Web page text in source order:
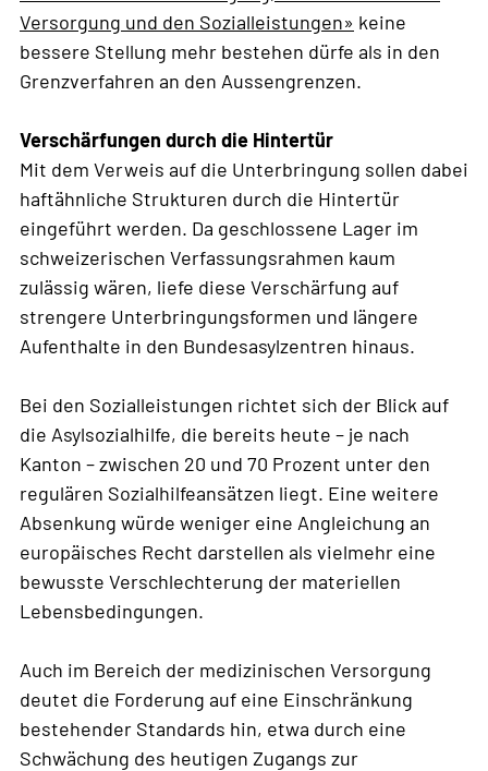
Versorgung und den Sozialleistungen» keine
bessere Stellung mehr bestehen dürfe als in den
Grenzverfahren an den Aussengrenzen.
Verschärfungen durch die Hintertür
Mit dem Verweis auf die Unterbringung sollen dabei
haftähnliche Strukturen durch die Hintertür
eingeführt werden. Da geschlossene Lager im
schweizerischen Verfassungsrahmen kaum
zulässig wären, liefe diese Verschärfung auf
strengere Unterbringungsformen und längere
Aufenthalte in den Bundesasylzentren hinaus.
Bei den Sozialleistungen richtet sich der Blick auf
die Asylsozialhilfe, die bereits heute – je nach
Kanton – zwischen 20 und 70 Prozent unter den
regulären Sozialhilfeansätzen liegt. Eine weitere
Absenkung würde weniger eine Angleichung an
europäisches Recht darstellen als vielmehr eine
bewusste Verschlechterung der materiellen
Lebensbedingungen.
Auch im Bereich der medizinischen Versorgung
deutet die Forderung auf eine Einschränkung
bestehender Standards hin, etwa durch eine
Schwächung des heutigen Zugangs zur